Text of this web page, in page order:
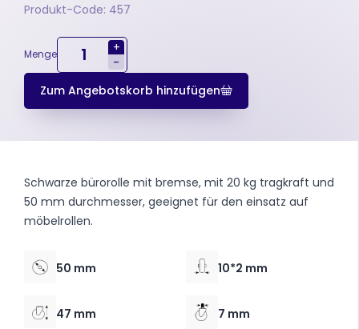
Produkt-Code: 457
Menge
+
-
Zum Angebotskorb hinzufügen
Schwarze bürorolle mit bremse, mit 20 kg tragkraft und
50 mm durchmesser, geeignet für den einsatz auf
möbelrollen.
50 mm 10*2 mm
47 mm 7 mm